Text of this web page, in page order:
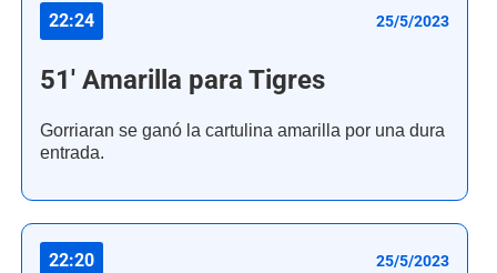
22:24 25/5/2023
51' Amarilla para Tigres
Gorriaran se ganó la cartulina amarilla por una dura
entrada.
22:20 25/5/2023